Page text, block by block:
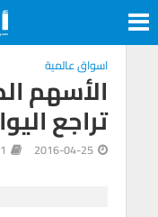
اسواق عالمية
الأسهم
تراجع
2016-04-25 1 منذ دقيقة